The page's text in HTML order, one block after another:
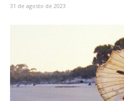
31 de agosto de 2023